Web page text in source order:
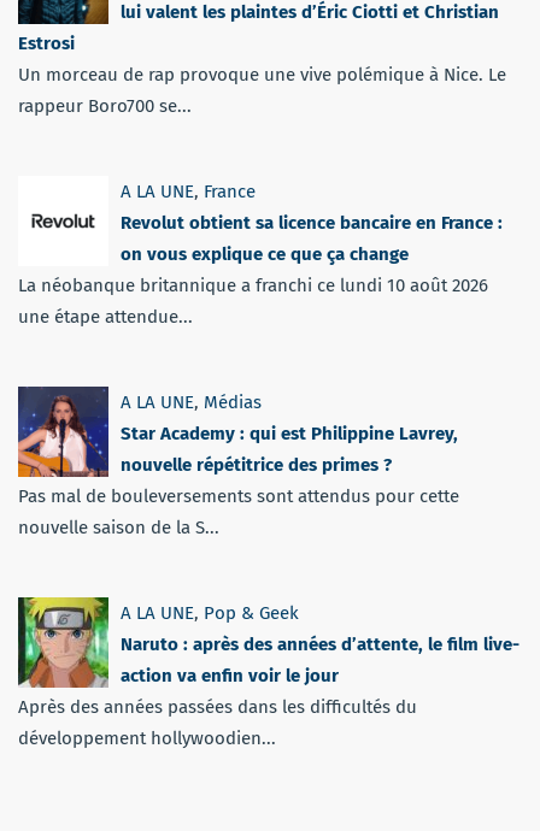
lui valent les plaintes d’Éric Ciotti et Christian
Estrosi
Un morceau de rap provoque une vive polémique à Nice. Le
rappeur Boro700 se...
A LA UNE, France
Revolut obtient sa licence bancaire en France :
on vous explique ce que ça change
La néobanque britannique a franchi ce lundi 10 août 2026
une étape attendue...
A LA UNE, Médias
Star Academy : qui est Philippine Lavrey,
nouvelle répétitrice des primes ?
Pas mal de bouleversements sont attendus pour cette
nouvelle saison de la S...
A LA UNE, Pop & Geek
Naruto : après des années d’attente, le film live-
action va enfin voir le jour
Après des années passées dans les difficultés du
développement hollywoodien...